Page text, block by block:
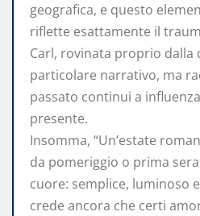
geografica, e questo
riflette esattamente il
Carl, rovinata proprio dalla
particolare narrativo, ma
passato continui a
presente.
Insomma, “Un’estate
da pomeriggio o prima
cuore: semplice, luminoso
crede ancora che certi